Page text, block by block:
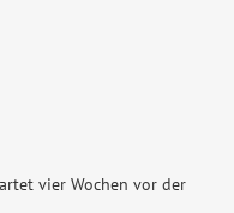
vier Wochen vor der